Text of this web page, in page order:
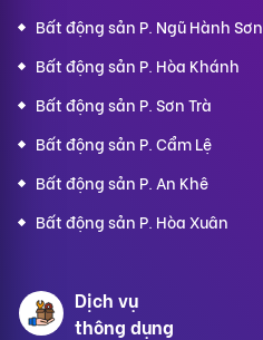
Bất động sản P. Ngũ Hành Sơn
Bất động sản P. Hòa Khánh
Bất động sản P. Sơn Trà
Bất động sản P. Cẩm Lệ
Bất động sản P. An Khê
Bất động sản P. Hòa Xuân
Dịch vụ
thông dụng